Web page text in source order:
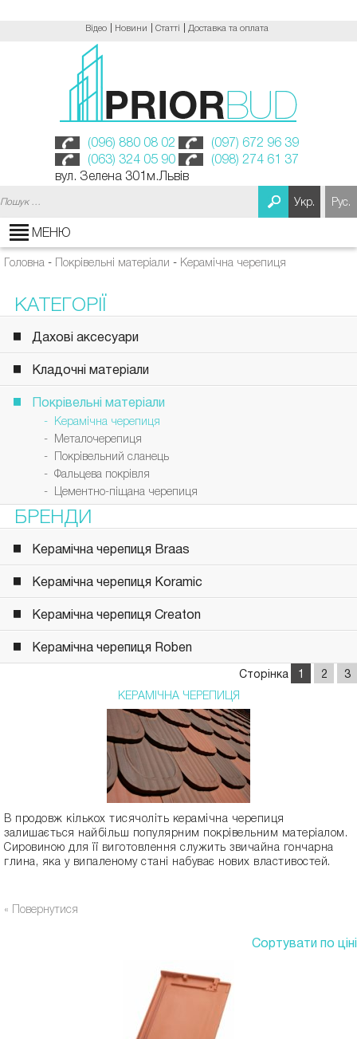
Відео Новини Статті Доставка та оплата
(096) 880 08 02
(097) 672 96 39
(063) 324 05 90
(098) 274 61 37
вул. Зелена 301м.Львів
Укр. Рус.
МЕНЮ
Головна - Покрівельні матеріали - Керамічна черепиця
КАТЕГОРІЇ
Дахові аксесуари
Кладочні матеріали
Покрівельні матеріали
- Керамічна черепиця
- Металочерепиця
- Покрівельний сланець
- Фальцева покрівля
- Цементно-піщана черепиця
БРЕНДИ
Керамічна черепиця Braas
Керамічна черепиця Koramic
Керамічна черепиця Creaton
Керамічна черепиця Roben
КЕРАМІЧНА ЧЕРЕПИЦЯ
В продовж кількох тисячоліть керамічна черепиця
залишається найбільш популярним покрівельним матеріалом.
Сировиною для її виготовлення служить звичайна гончарна
глина, яка у випаленому стані набуває нових властивостей.
« Повернутися
Сторінка 1 2 3
Сортувати по ціні